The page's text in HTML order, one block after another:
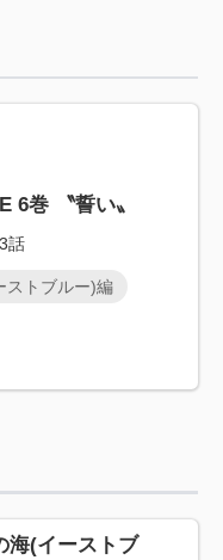
6巻 〝誓い〟
話
ストブルー)編
海(イーストブ